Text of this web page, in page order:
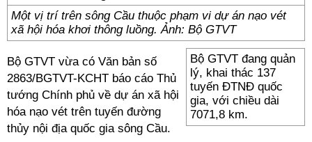
Một vị trí trên sông Cầu thuộc phạm vi dự án nạo vét
xã hội hóa khơi thông luồng. Ảnh: Bộ GTVT
Bộ GTVT đang quản
lý, khai thác 137
tuyến ĐTNĐ quốc
gia, với chiều dài
7071,8 km.
Bộ GTVT vừa có Văn bản số
2863/BGTVT-KCHT báo cáo Thủ
tướng Chính phủ về dự án xã hội
hóa nạo vét trên tuyến đường
thủy nội địa quốc gia sông Cầu.